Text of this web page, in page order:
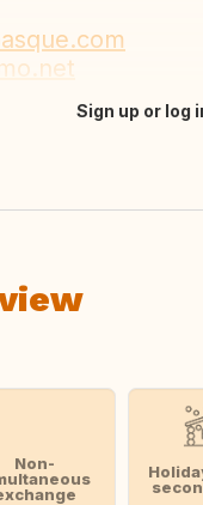
Sign up or log
Non-